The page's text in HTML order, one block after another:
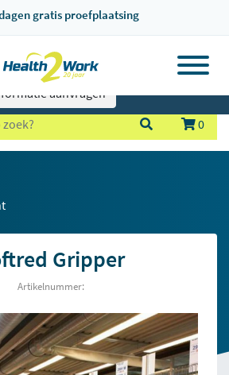
gratis proefplaatsing
0
aanvragen
Gripper
Artikelnummer: